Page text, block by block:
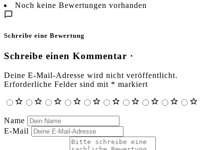
Noch keine Bewertungen vorhanden
Schreibe eine Bewertung
Schreibe einen Kommentar ·
Deine E-Mail-Adresse wird nicht veröffentlicht.
Erforderliche Felder sind mit * markiert
Name
E-Mail